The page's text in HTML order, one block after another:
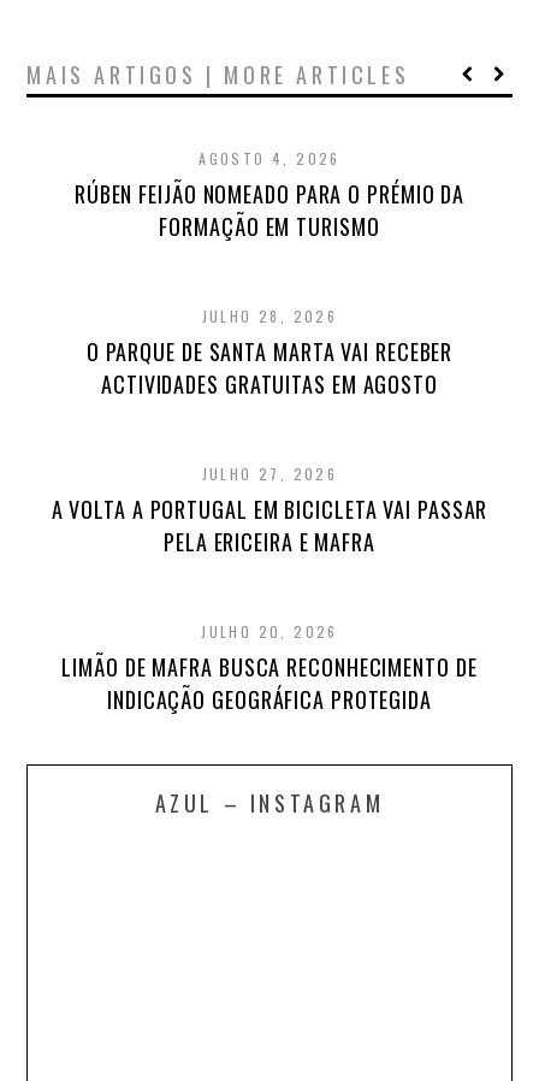
MAIS ARTIGOS | MORE ARTICLES
AGOSTO 4, 2026
RÚBEN FEIJÃO NOMEADO PARA O PRÉMIO DA
FORMAÇÃO EM TURISMO
JULHO 28, 2026
O PARQUE DE SANTA MARTA VAI RECEBER
ACTIVIDADES GRATUITAS EM AGOSTO
JULHO 27, 2026
A VOLTA A PORTUGAL EM BICICLETA VAI PASSAR
PELA ERICEIRA E MAFRA
JULHO 20, 2026
LIMÃO DE MAFRA BUSCA RECONHECIMENTO DE
INDICAÇÃO GEOGRÁFICA PROTEGIDA
AZUL – INSTAGRAM